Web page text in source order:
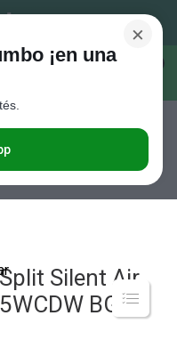
×
¡en una
W BS35WCDW BGH
Silent Air
BGH